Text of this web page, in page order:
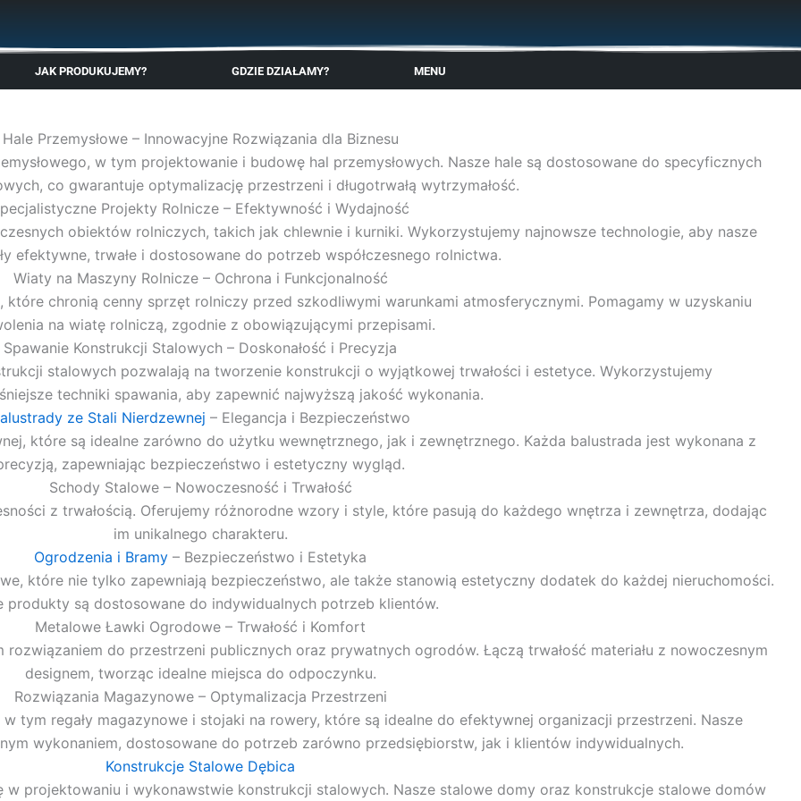
JAK PRODUKUJEMY? GDZIE DZIAŁAMY? MENU
Hale Przemysłowe – Innowacyjne Rozwiązania dla Biznesu
w tym projektowanie i budowę hal przemysłowych. Nasze hale są dostosowane do specyficznych
co gwarantuje optymalizację przestrzeni i długotrwałą wytrzymałość.
Projekty Rolnicze – Efektywność i Wydajność
obiektów rolniczych, takich jak chlewnie i kurniki. Wykorzystujemy najnowsze technologie, aby nasze
efektywne, trwałe i dostosowane do potrzeb współczesnego rolnictwa.
Wiaty na Maszyny Rolnicze – Ochrona i Funkcjonalność
chronią cenny sprzęt rolniczy przed szkodliwymi warunkami atmosferycznymi. Pomagamy w uzyskaniu
na wiatę rolniczą, zgodnie z obowiązującymi przepisami.
Spawanie Konstrukcji Stalowych – Doskonałość i Precyzja
stalowych pozwalają na tworzenie konstrukcji o wyjątkowej trwałości i estetyce. Wykorzystujemy
techniki spawania, aby zapewnić najwyższą jakość wykonania.
ze Stali Nierdzewnej – Elegancja i Bezpieczeństwo
które są idealne zarówno do użytku wewnętrznego, jak i zewnętrznego. Każda balustrada jest wykonana z
zapewniając bezpieczeństwo i estetyczny wygląd.
Schody Stalowe – Nowoczesność i Trwałość
z trwałością. Oferujemy różnorodne wzory i style, które pasują do każdego wnętrza i zewnętrza, dodając
im unikalnego charakteru.
Ogrodzenia i Bramy – Bezpieczeństwo i Estetyka
które nie tylko zapewniają bezpieczeństwo, ale także stanowią estetyczny dodatek do każdej nieruchomości.
produkty są dostosowane do indywidualnych potrzeb klientów.
Metalowe Ławki Ogrodowe – Trwałość i Komfort
do przestrzeni publicznych oraz prywatnych ogrodów. Łączą trwałość materiału z nowoczesnym
designem, tworząc idealne miejsca do odpoczynku.
Rozwiązania Magazynowe – Optymalizacja Przestrzeni
tym regały magazynowe i stojaki na rowery, które są idealne do efektywnej organizacji przestrzeni. Nasze
wykonaniem, dostosowane do potrzeb zarówno przedsiębiorstw, jak i klientów indywidualnych.
Konstrukcje Stalowe Dębica
w projektowaniu i wykonawstwie konstrukcji stalowych. Nasze stalowe domy oraz konstrukcje stalowe domów